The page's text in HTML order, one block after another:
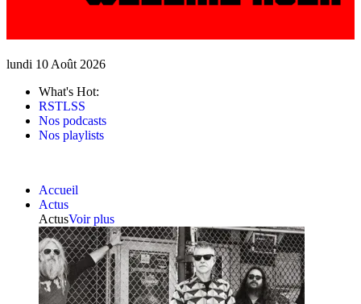
lundi 10 Août 2026
What's Hot:
RSTLSS
Nos podcasts
Nos playlists
Accueil
Actus
ActusVoir plus